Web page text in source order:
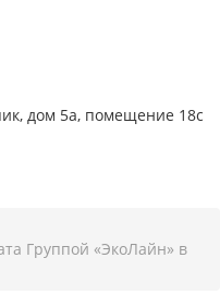
дом 5а, помещение 18с
Группой «ЭкоЛайн» в